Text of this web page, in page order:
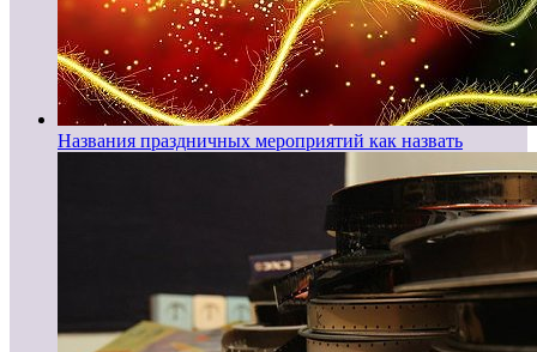
Названия праздничных мероприятий как назвать